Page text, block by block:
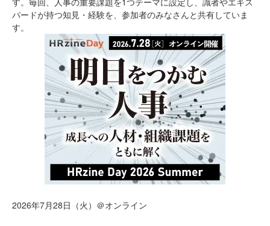
パードが持つ知見・経験を、参加者のみなさんと共有していま
す。
2026年7月28日（火）＠オンライン